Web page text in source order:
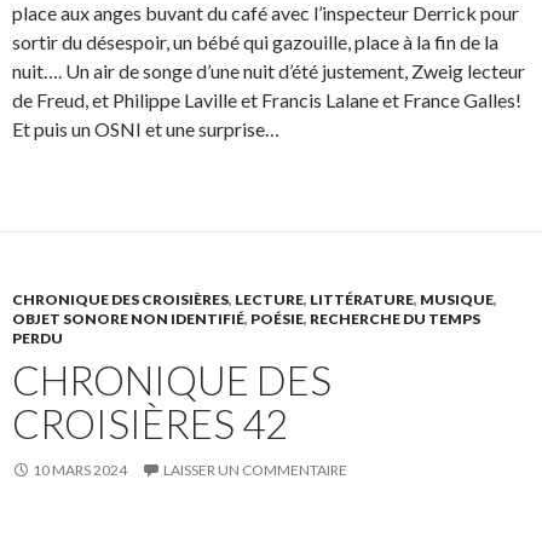
place aux anges buvant du café avec l’inspecteur Derrick pour
sortir du désespoir, un bébé qui gazouille, place à la fin de la
nuit…. Un air de songe d’une nuit d’été justement, Zweig lecteur
de Freud, et Philippe Laville et Francis Lalane et France Galles!
Et puis un OSNI et une surprise…
CHRONIQUE DES CROISIÈRES, LECTURE, LITTÉRATURE, MUSIQUE,
OBJET SONORE NON IDENTIFIÉ, POÉSIE, RECHERCHE DU TEMPS
PERDU
CHRONIQUE DES
CROISIÈRES 42
10 MARS 2024 LAISSER UN COMMENTAIRE